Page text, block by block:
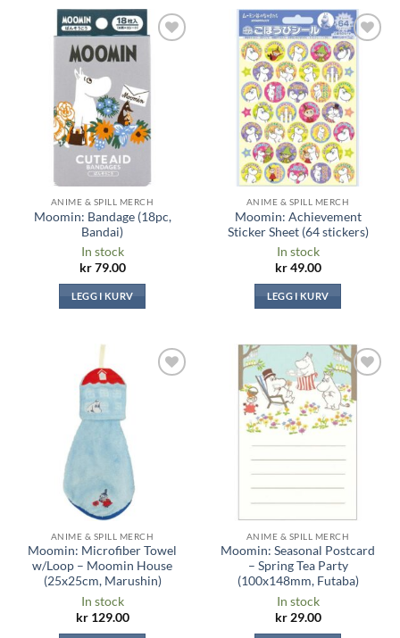
ANIME & SPILL MERCH
Moomin: Bandage (18pc,
Bandai)
In stock
kr79.00
LEGG I KURV
Legg til i
ønskeliste
ANIME & SPILL MERCH
Moomin: Achievement
Sticker Sheet (64 stickers)
In stock
kr49.00
LEGG I KURV
ANIME & SPILL MERCH
Moomin: Microfiber Towel
w/Loop – Moomin House
(25x25cm, Marushin)
In stock
kr129.00
Legg til i
ønskeliste
ANIME & SPILL MERCH
Moomin: Seasonal Postcard
– Spring Tea Party
(100x148mm, Futaba)
In stock
kr29.00